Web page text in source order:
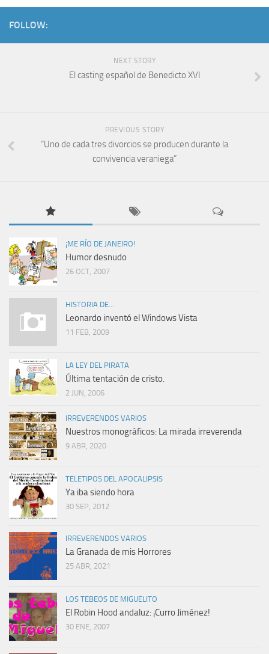
FOLLOW:
NEXT STORY
El casting español de Benedicto XVI
PREVIOUS STORY
“Uno de cada tres divorcios se producen durante la
convivencia veraniega”
¡ME RÍO DE JANEIRO!
Humor desnudo
26 OCT, 2007
HISTORIA DE...
Leonardo inventó el Windows Vista
11 FEB, 2009
LA LEY DEL PIRATA
Última tentación de cristo.
2 JUN, 2006
IRREVERENDOS VARIOS
Nuestros monográficos: La mirada irreverenda
9 ABR, 2020
TELETIPOS DEL APOCALIPSIS
Ya iba siendo hora
30 SEP, 2012
IRREVERENDOS VARIOS
La Granada de mis Horrores
25 ABR, 2021
LOS TEBEOS DE MIGUELITO
El Robin Hood andaluz: ¡Curro Jiménez!
30 ENE, 2007